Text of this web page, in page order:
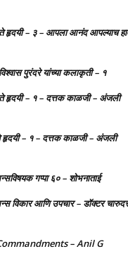
हृदयी – ३ – आपला आनंद आपल्याच
पुरंदरे यांच्या कलाकृती – १
हृदयी – १ – दत्तक काळजी – अंजली
हृदयी – १ – दत्तक काळजी – अंजली
गप्पा ६० – शोभनाताई
विकार आणि उपचार – डॉक्टर
– Anil G